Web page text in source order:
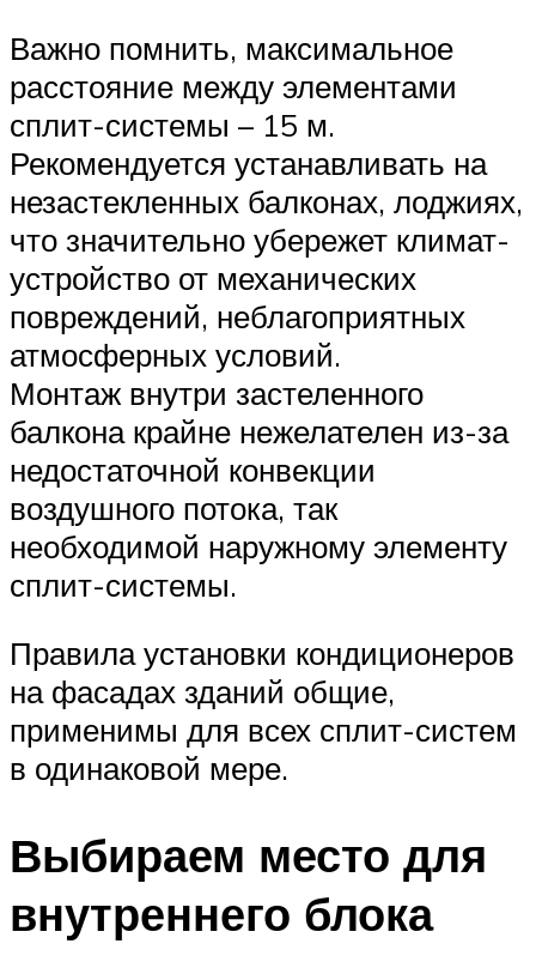
Важно помнить, максимальное
расстояние между элементами
сплит-системы – 15 м.
Рекомендуется устанавливать на
незастекленных балконах, лоджиях,
что значительно убережет климат-
устройство от механических
повреждений, неблагоприятных
атмосферных условий.
Монтаж внутри застеленного
балкона крайне нежелателен из-за
недостаточной конвекции
воздушного потока, так
необходимой наружному элементу
сплит-системы.
Правила установки кондиционеров
на фасадах зданий общие,
применимы для всех сплит-систем
в одинаковой мере.
Выбираем место для
внутреннего блока